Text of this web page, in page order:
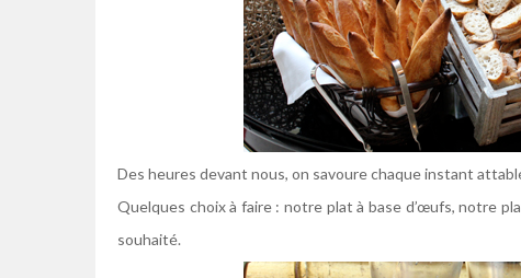
Des heures devant nous, on savoure chaque instant
Quelques choix à faire : notre plat à base d’œufs, notre
souhaité.